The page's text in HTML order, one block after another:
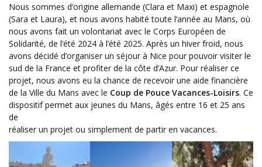
Nous sommes d’origine allemande (Clara et Maxi) et espagnole
(Sara et Laura), et nous avons habité toute l’année au Mans, où
nous avons fait un volontariat avec le Corps Européen de
Solidarité, de l’été 2024 à l’été 2025. Après un hiver froid, nous
avons décidé d’organiser un séjour à Nice pour pouvoir visiter le
sud de la France et profiter de la côte d’Azur. Pour réaliser ce
projet, nous avons eu la chance de recevoir une aide financière
de la Ville du Mans avec le Coup de Pouce Vacances-Loisirs. Ce
dispositif permet aux jeunes du Mans, âgés entre 16 et 25 ans
de
réaliser un projet ou simplement de partir en vacances.